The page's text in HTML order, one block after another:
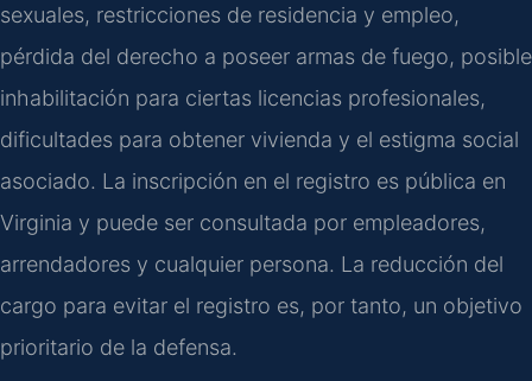
sexuales, restricciones de residencia y empleo,
pérdida del derecho a poseer armas de fuego, posible
inhabilitación para ciertas licencias profesionales,
dificultades para obtener vivienda y el estigma social
asociado. La inscripción en el registro es pública en
Virginia y puede ser consultada por empleadores,
arrendadores y cualquier persona. La reducción del
cargo para evitar el registro es, por tanto, un objetivo
prioritario de la defensa.